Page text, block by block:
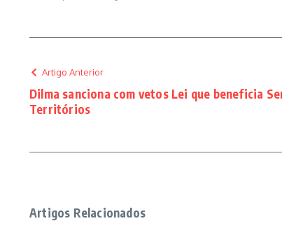
Artigo Anterior
Dilma sanciona com vetos Lei que beneficia
Territórios
Artigos Relacionados